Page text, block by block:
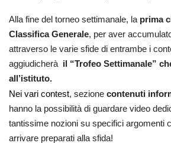
Alla fine del torneo settimanale, la prima
Classifica Generale, per aver
attraverso le varie sfide di entrambe i
aggiudicherà il “Trofeo Settimanale”
all’istituto.
Nei vari contest, sezione contenuti
hanno la possibilità di guardare video
tantissime nozioni su specifici argomenti
arrivare preparati alla sfida!